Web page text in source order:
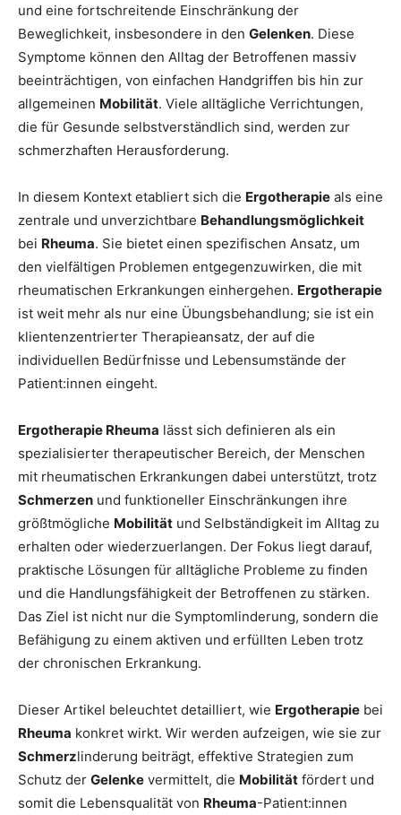
und eine fortschreitende Einschränkung der
Beweglichkeit, insbesondere in den Gelenken. Diese
Symptome können den Alltag der Betroffenen massiv
beeinträchtigen, von einfachen Handgriffen bis hin zur
allgemeinen Mobilität. Viele alltägliche Verrichtungen,
die für Gesunde selbstverständlich sind, werden zur
schmerzhaften Herausforderung.
In diesem Kontext etabliert sich die Ergotherapie als eine
zentrale und unverzichtbare Behandlungsmöglichkeit
bei Rheuma. Sie bietet einen spezifischen Ansatz, um
den vielfältigen Problemen entgegenzuwirken, die mit
rheumatischen Erkrankungen einhergehen. Ergotherapie
ist weit mehr als nur eine Übungsbehandlung; sie ist ein
klientenzentrierter Therapieansatz, der auf die
individuellen Bedürfnisse und Lebensumstände der
Patient:innen eingeht.
Ergotherapie Rheuma lässt sich definieren als ein
spezialisierter therapeutischer Bereich, der Menschen
mit rheumatischen Erkrankungen dabei unterstützt, trotz
Schmerzen und funktioneller Einschränkungen ihre
größtmögliche Mobilität und Selbständigkeit im Alltag zu
erhalten oder wiederzuerlangen. Der Fokus liegt darauf,
praktische Lösungen für alltägliche Probleme zu finden
und die Handlungsfähigkeit der Betroffenen zu stärken.
Das Ziel ist nicht nur die Symptomlinderung, sondern die
Befähigung zu einem aktiven und erfüllten Leben trotz
der chronischen Erkrankung.
Dieser Artikel beleuchtet detailliert, wie Ergotherapie bei
Rheuma konkret wirkt. Wir werden aufzeigen, wie sie zur
Schmerzlinderung beiträgt, effektive Strategien zum
Schutz der Gelenke vermittelt, die Mobilität fördert und
somit die Lebensqualität von Rheuma-Patient:innen